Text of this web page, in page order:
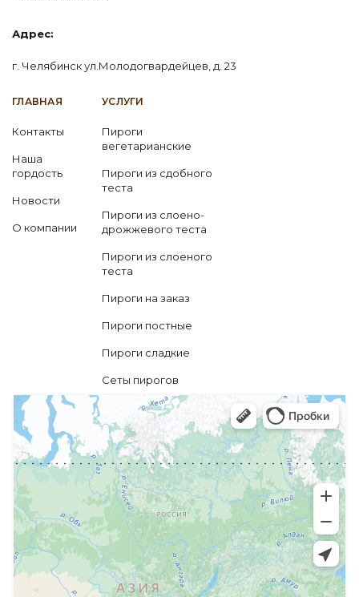
ГЛАВНАЯ
Контакты
Наша
гордость
Новости
О компании
УСЛУГИ
Пироги
вегетарианские
Пироги из сдобного
теста
Пироги из слоено-
дрожжевого теста
Пироги из слоеного
теста
Пироги на заказ
Пироги постные
Пироги сладкие
Сеты пирогов
Адрес:
г. Челябинск ул.Молодогвардейцев, д. 23